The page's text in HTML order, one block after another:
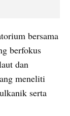
bersama
berfokus
dan
meneliti
serta